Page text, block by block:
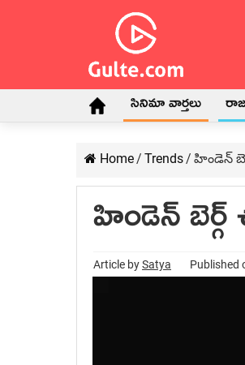
సినిమా వార్తలు
Home/ Trends/ హిండెన్
హిండెన్
Article bySatya Published